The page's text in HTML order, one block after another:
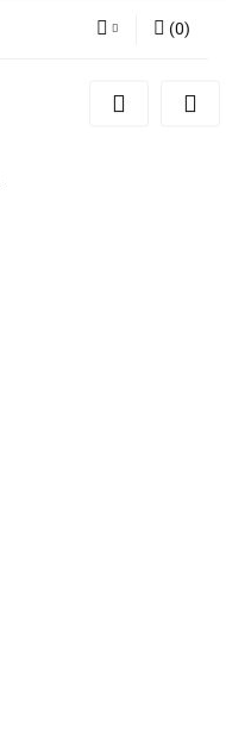
Zaloguj się
(0)